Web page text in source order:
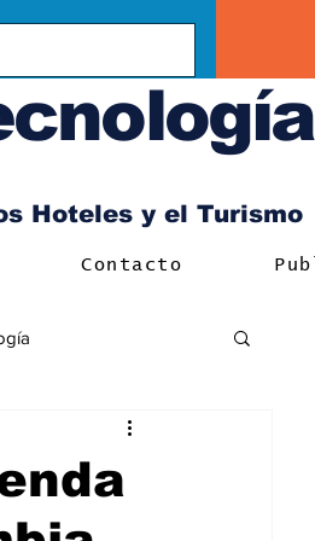
Hoteles y el Turismo
Contacto